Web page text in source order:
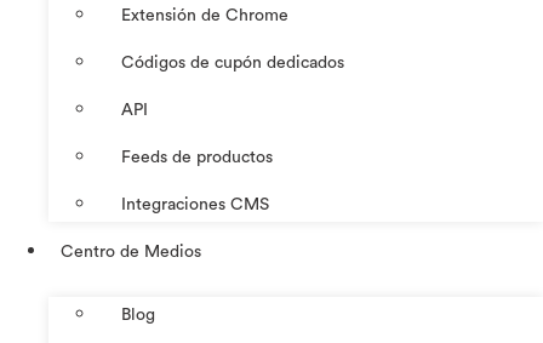
Extensión de Chrome
Códigos de cupón dedicados
API
Feeds de productos
Integraciones CMS
Centro de Medios
Blog